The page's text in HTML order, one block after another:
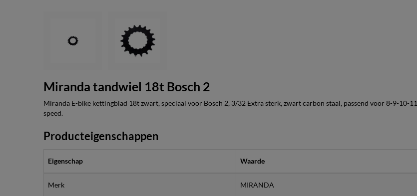
Miranda tandwiel 18t Bosch 2
Miranda E-bike kettingblad 18t zwart, speciaal voor Bosch 2, 3/32 Extra sterk, zwart carbon staal, passend voor 8-9-10-11
speed.
Producteigenschappen
Eigenschap Waarde
Merk MIRANDA